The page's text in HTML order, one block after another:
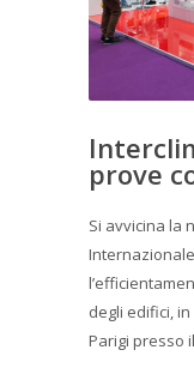
prove
Si avvicina la
degli edifici,
Parigi presso